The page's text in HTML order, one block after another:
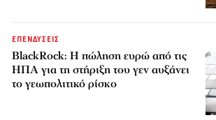
ΕΠΕΝΔΥΣΕΙΣ
BlackRock: Η πώληση ευρώ από τις
ΗΠΑ για τη στήριξη του γεν αυξάνει
το γεωπολιτικό ρίσκο